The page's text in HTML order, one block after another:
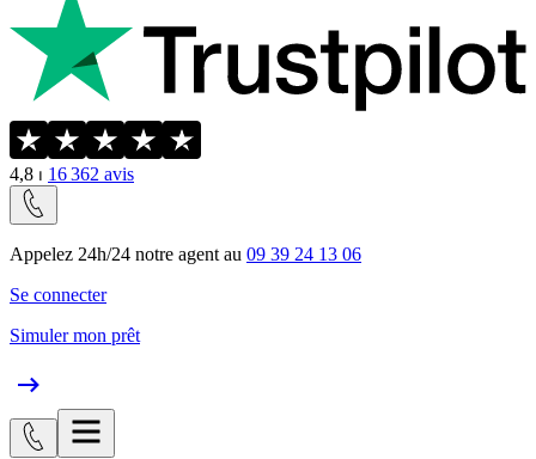
4,8 ⏐ 16 362 avis
Appelez 24h/24 notre agent au 09 39 24 13 06
Se connecter
Simuler mon prêt